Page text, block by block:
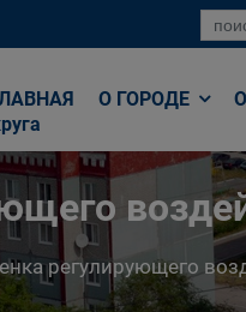
О ГОРОДЕ
регулирующего